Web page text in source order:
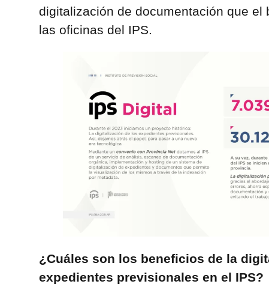
digitalización de documentación que el
las oficinas del IPS.
¿Cuáles son los beneficios de la
expedientes previsionales en el IPS?